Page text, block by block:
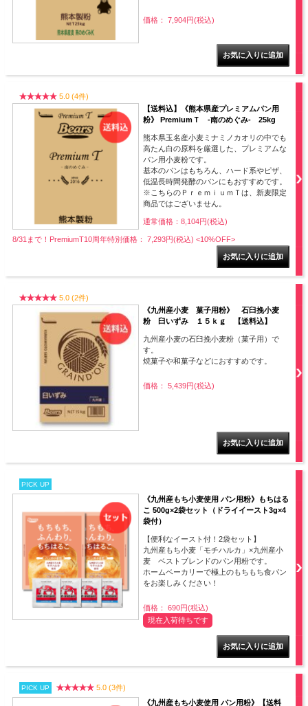
価格： 7,904円(税込)
5.0 (4件)
【送料込】《熊本県産プレミアムパン用
粉》 PremiumＴ -南のめぐみ- 25kg
熊本県玉名産小麦ミナミノカオリの中でも
高たん白の原料を厳選した、プレミアムな
パン用小麦粉です。
基本のパンはもちろん、ハード系やピザ、
低温長時間発酵のパンにもおすすめです。
※こちらのＰｒｅｍｉｕｍＴは、新麦限定
商品ではございません。
通常価格：8,104円(税込)
8/31まで！PremiumT10周年特別価格： 7,293円(税込) <10%OFF>
5.0 (2件)
《九州産小麦 菓子用粉》 石臼挽小麦
粉 臼いずみ １５ｋｇ 【送料込】
九州産小麦の石臼挽小麦粉（菓子用）で
す。
焼菓子や和菓子などにおすすめです。
価格： 5,439円(税込)
PICK UP
《九州産もち小麦使用 パン用粉》もちはる
こ 500g×2袋セット（ドライイースト3g×4
袋付）
【便利なイースト付！2袋セット】
九州産もち小麦「モチハルカ」×九州産小
麦 ベストブレンドのパン用粉です。
ホームベーカリーで極上のもちもち食パン
をお楽しみください！
価格： 690円(税込)
現在入荷待ちです
PICK UP
5.0 (3件)
《九州産もち小麦使用 パン用粉》【送料